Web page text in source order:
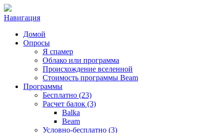
Навигация
Домой
Опросы
Я спамер
Облако или программа
Происхождение вселенной
Стоимость программы Beam
Программы
Бесплатно (23)
Расчет балок (3)
Balka
Beam
Условно-бесплатно (3)